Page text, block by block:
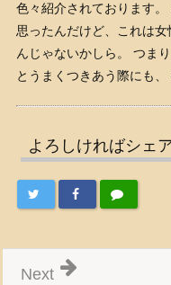
色々紹介されております
思ったんだけど、これは
んじゃないかしら。 つま
とうまくつきあう際にも
よろしければシェ
Next